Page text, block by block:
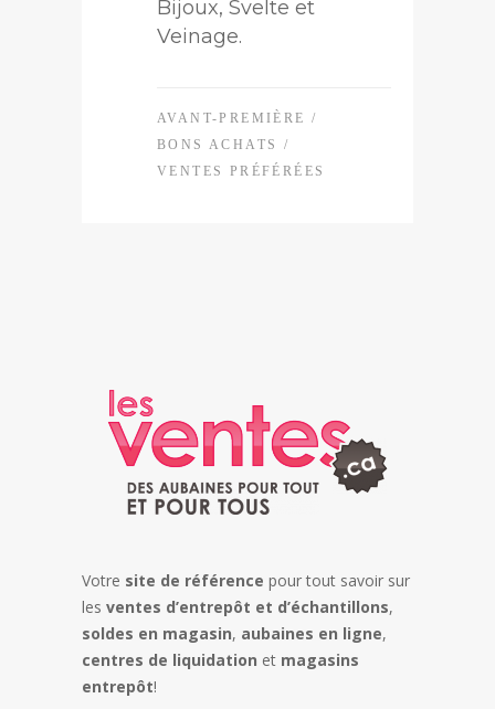
Bijoux, Svelte et
Veinage.
AVANT-PREMIÈRE /
BONS ACHATS
/
VENTES PRÉFÉRÉES
Votre site de référence pour tout savoir sur
les ventes d’entrepôt et d’échantillons,
soldes en magasin, aubaines en ligne,
centres de liquidation et magasins
entrepôt!